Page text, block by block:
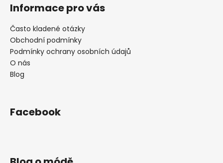
Informace pro vás
Často kladené otázky
Obchodní podmínky
Podmínky ochrany osobních údajů
O nás
Blog
Facebook